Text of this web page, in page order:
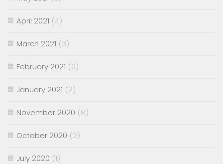
April 2021 (4)
March 2021 (3)
February 2021 (9)
January 2021 (2)
November 2020 (8)
October 2020 (2)
July 2020 (1)